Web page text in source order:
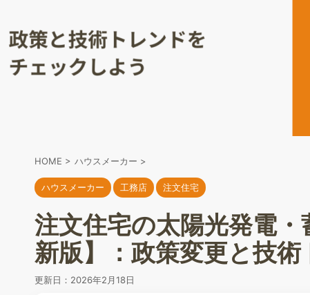
HOME > ハウスメーカー >
ハウスメーカー 工務店 注文住宅
注文住宅の太陽光発電
新版】：政策変更と技
更新日： 2026年2月18日